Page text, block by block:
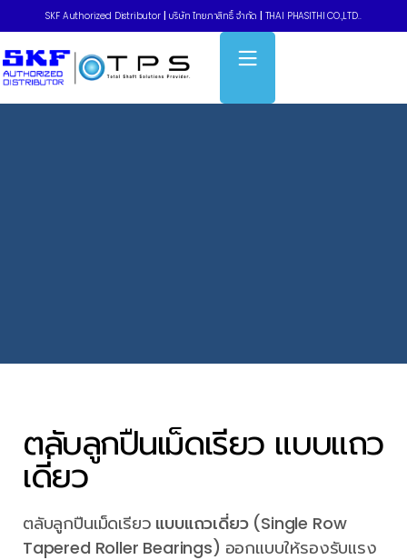
SKF Authorized Distributor บริษัท ไทยภาสิทธิ์ จำกัด THAI PHASITHI CO.,LTD..
Home » ตลับลูกปืนเม็ดเรียว แบบแถวเดี่ยว
ตลับลูกปืนเม็ดเรียว แบบแถว
เดี่ยว
ตลับลูกปืนเม็ดเรียว แบบแถวเดี่ยว (Single Row
Tapered Roller Bearings) ออกแบบให้รองรับแรง